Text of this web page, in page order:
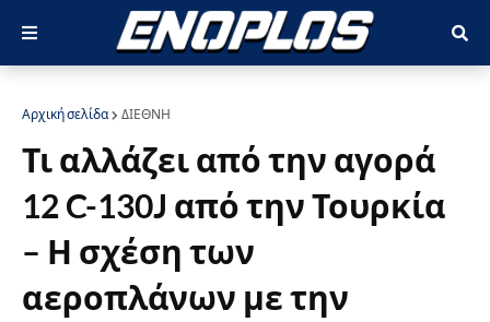
Αρχική σελίδα ΔΙΕΘΝΗ
Τι αλλάζει από την αγορά
12 C-130J από την Τουρκία
– Η σχέση των
αεροπλάνων με την